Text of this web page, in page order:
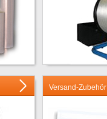
Versand-Zubehör